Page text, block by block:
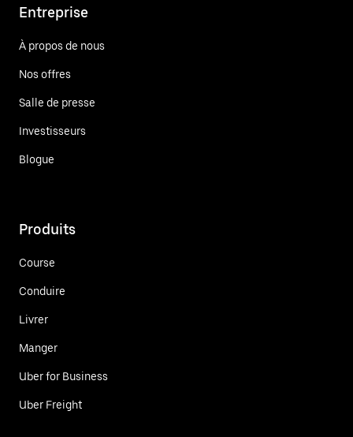
Entreprise
À propos de nous
Nos offres
Salle de presse
Investisseurs
Blogue
Produits
Course
Conduire
Livrer
Manger
Uber for Business
Uber Freight